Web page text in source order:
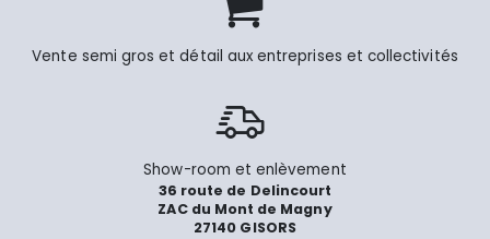
Vente semi gros et détail aux entreprises et collectivités
Show-room et enlèvement
36 route de Delincourt
ZAC du Mont de Magny
27140 GISORS